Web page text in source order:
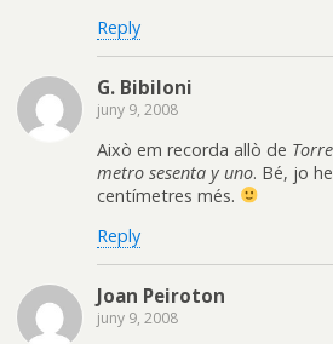
Reply
G. Bibiloni
juny 9, 2008
Això em recorda allò de
metro sesenta y uno. Bé, jo
centímetres més.
Reply
Joan Peiroton
juny 9, 2008